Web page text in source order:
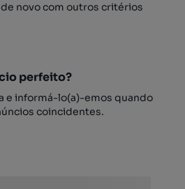
novo com outros critérios
perfeito?
e informá-lo(a)-emos quando
coincidentes.